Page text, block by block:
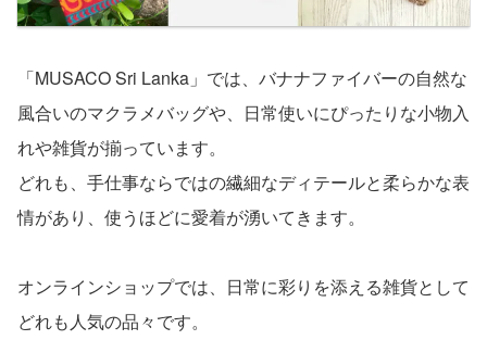
「MUSACO Sri Lanka」では、バナナファイバーの自然な
風合いのマクラメバッグや、日常使いにぴったりな小物入
れや雑貨が揃っています。
どれも、手仕事ならではの繊細なディテールと柔らかな表
情があり、使うほどに愛着が湧いてきます。
オンラインショップでは、日常に彩りを添える雑貨として
どれも人気の品々です。